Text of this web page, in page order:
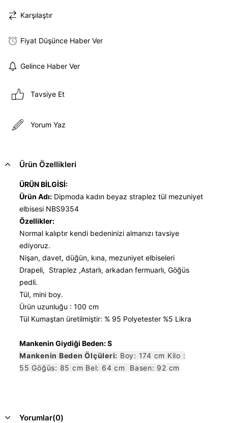
Karşılaştır
Fiyat Düşünce Haber Ver
Gelince Haber Ver
Tavsiye Et
Yorum Yaz
Ürün Özellikleri
ÜRÜN BİLGİSİ:
Ürün Adı: Dipmoda kadın beyaz straplez tül mezuniyet
elbisesi NBS9354
Özellikler:
Normal kalıptır kendi bedeninizi almanızı tavsiye
ediyoruz.
Nişan, davet, düğün, kına, mezuniyet elbiseleri
Drapeli, Straplez ,Astarlı, arkadan fermuarlı, Göğüs
pedli.
Tül, mini boy.
Ürün uzunluğu : 100 cm
Tül Kumaştan üretilmiştir: % 95 Polyetester %5 Likra
Mankenin Giydiği Beden: S
Mankenin Beden Ölçüleri: Boy: 174 cm Kilo :
55 Göğüs: 85 cm Bel: 64 cm Basen: 92 cm
Yorumlar(0)